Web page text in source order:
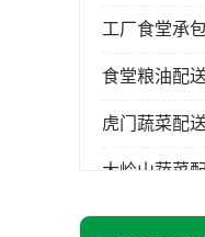
工厂食堂承
食堂粮油配
虎门蔬菜配
大岭山蔬菜
长安蔬菜配